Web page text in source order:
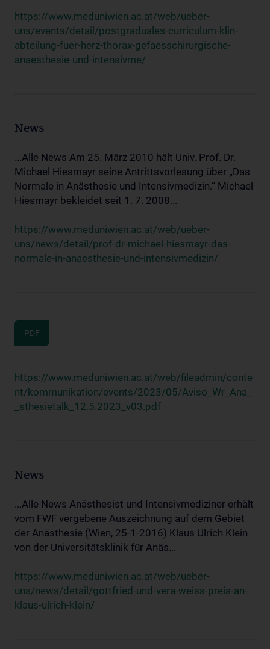
https://www.meduniwien.ac.at/web/ueber-
uns/events/detail/postgraduales-curriculum-klin-
abteilung-fuer-herz-thorax-gefaesschirurgische-
anaesthesie-und-intensivme/
News
...Alle News Am 25. März 2010 hält Univ. Prof. Dr.
Michael Hiesmayr seine Antrittsvorlesung über „Das
Normale in Anästhesie und Intensivmedizin.“ Michael
Hiesmayr bekleidet seit 1. 7. 2008...
https://www.meduniwien.ac.at/web/ueber-
uns/news/detail/prof-dr-michael-hiesmayr-das-
normale-in-anaesthesie-und-intensivmedizin/
PDF
https://www.meduniwien.ac.at/web/fileadmin/conte
nt/kommunikation/events/2023/05/Aviso_Wr_Ana_
_sthesietalk_12.5.2023_v03.pdf
News
...Alle News Anästhesist und Intensivmediziner erhält
vom FWF vergebene Auszeichnung auf dem Gebiet
der Anästhesie (Wien, 25-1-2016) Klaus Ulrich Klein
von der Universitätsklinik für Anäs...
https://www.meduniwien.ac.at/web/ueber-
uns/news/detail/gottfried-und-vera-weiss-preis-an-
klaus-ulrich-klein/